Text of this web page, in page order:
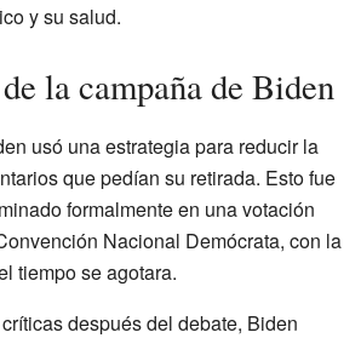
y su salud.
la campaña de Biden
usó una estrategia para reducir la
que pedían su retirada. Esto fue
formalmente en una votación
Nacional Demócrata, con la
tiempo se agotara.
después del debate, Biden